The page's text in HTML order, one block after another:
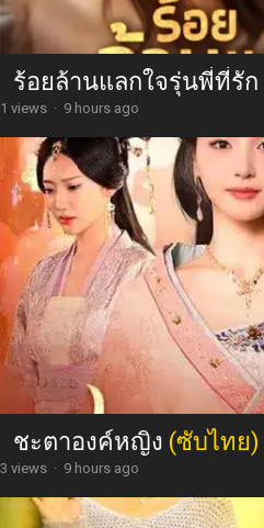
ร้อยล้านแลกใจรุ่นพี่ที่รัก
1 views · 9 hours ago
ชะตาองค์หญิง (ซับไทย)
3 views · 9 hours ago